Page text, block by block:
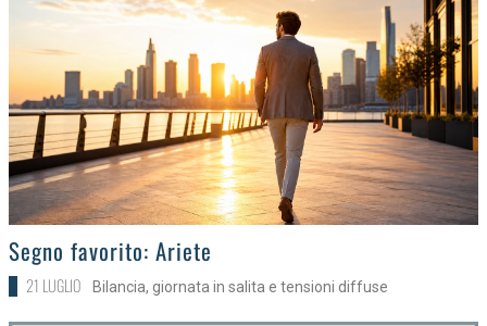
>
Segno favorito: Ariete
21 LUGLIO Bilancia, giornata in salita e tensioni diffuse